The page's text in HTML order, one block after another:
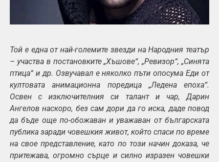
Той е една от най-големите звезди на Народния театър
– участва в постановките „Хъшове“, „Ревизор“, „Синята
птица“ и др. Озвучавал е няколко пъти опосума Еди от
култовата анимационна поредица „Ледена епоха“.
Освен с изключителния си талант и чар, Дарин
Ангелов наскоро, без сам дори да го иска, даде повод
да бъде още по-обожаван и уважаван от българската
публика заради човешкия живот, който спаси по време
на свое представление, като по този начин доказа, че
притежава, огромно сърце и силно изразен човешки